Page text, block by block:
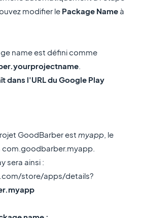
modifier le Package Nameà
name est défini comme
.
dans l'URL du Google Play
GoodBarber est myapp, le
com.goodbarber.myapp.
sera ainsi :
store/apps/details?